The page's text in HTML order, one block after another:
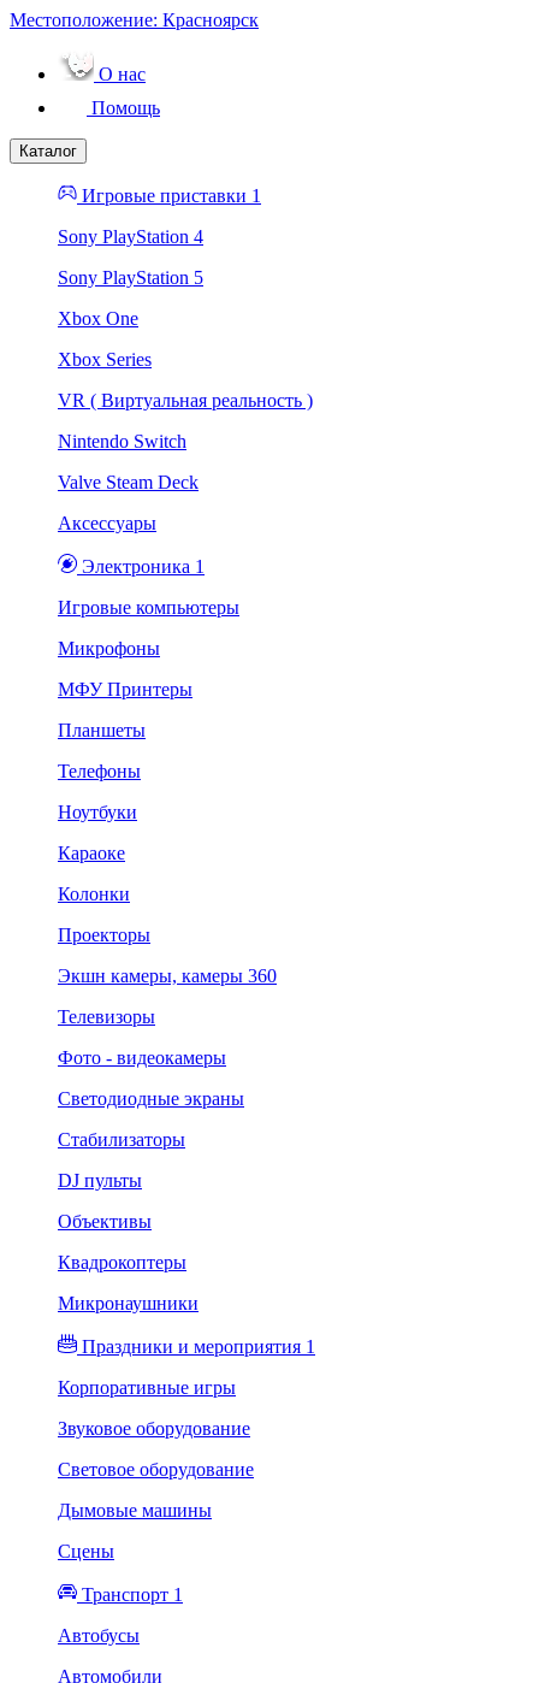
Местоположение: Красноярск
О нас
Помощь
Каталог
Игровые приставки 1
Sony PlayStation 4
Sony PlayStation 5
Xbox One
Xbox Series
VR ( Виртуальная реальность )
Nintendo Switch
Valve Steam Deck
Аксессуары
Электроника 1
Игровые компьютеры
Микрофоны
МФУ Принтеры
Планшеты
Телефоны
Ноутбуки
Караоке
Колонки
Проекторы
Экшн камеры, камеры 360
Телевизоры
Фото - видеокамеры
Светодиодные экраны
Стабилизаторы
DJ пульты
Объективы
Квадрокоптеры
Микронаушники
Праздники и мероприятия 1
Корпоративные игры
Звуковое оборудование
Световое оборудование
Дымовые машины
Сцены
Транспорт 1
Автобусы
Автомобили